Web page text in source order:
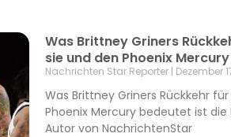
Was Brittney Griners
sie und den Phoenix
Nachrichten Star Reporter Dezember
Was Brittney Griners Rückkehr
Phoenix Mercury bedeutet ist
Autor von NachrichtenStar